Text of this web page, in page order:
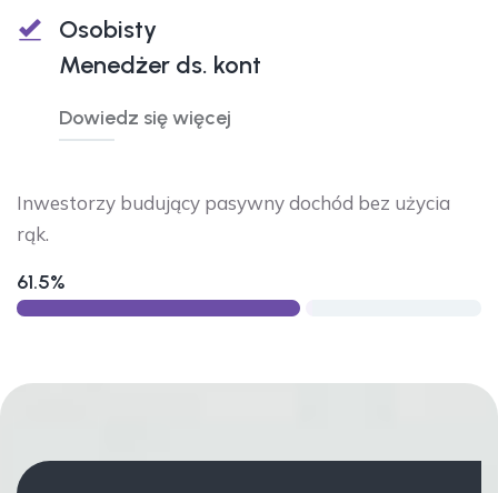
Osobisty
Menedżer ds. kont
Dowiedz się więcej
Inwestorzy budujący pasywny dochód bez użycia
rąk.
61.5%